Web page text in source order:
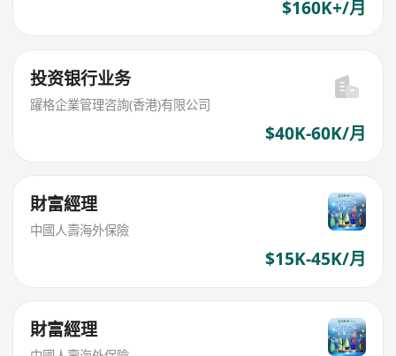
$160K+/月
投资银行业务
躍格企業管理咨詢(香港)有限公司
$40K-60K/月
財富經理
中國人壽海外保險
$15K-45K/月
財富經理